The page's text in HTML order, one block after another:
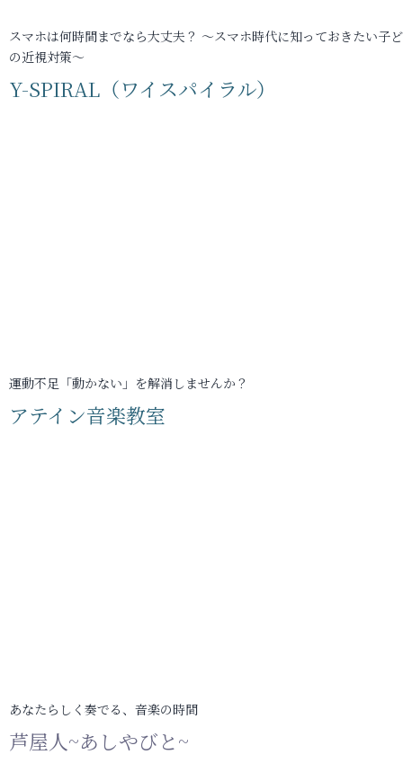
スマホは何時間までなら大丈夫？ ～スマホ時代に知っておきたい子
の近視対策～
Y-SPIRAL（ワイスパイラル）
運動不足「動かない」を解消しませんか？
アテイン音楽教室
あなたらしく奏でる、音楽の時間
芦屋人~あしやびと~